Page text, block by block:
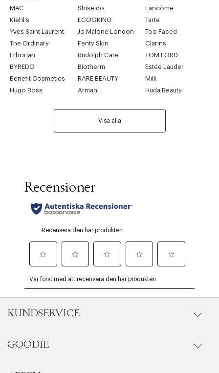
MAC
Shiseido
Lancôme
Kiehl's
ECOOKING
Tarte
Yves Saint Laurent
Jo Malone London
Too Faced
The Ordinary
Fenty Skin
Clarins
Erborian
Rudolph Care
TOM FORD
BYREDO
Biotherm
Estée Lauder
Benefit Cosmetics
RARE BEAUTY
Milk
Hugo Boss
Armani Huda Beauty
Visa alla
KUNDSERVICE
Onlineköp
GOODIE